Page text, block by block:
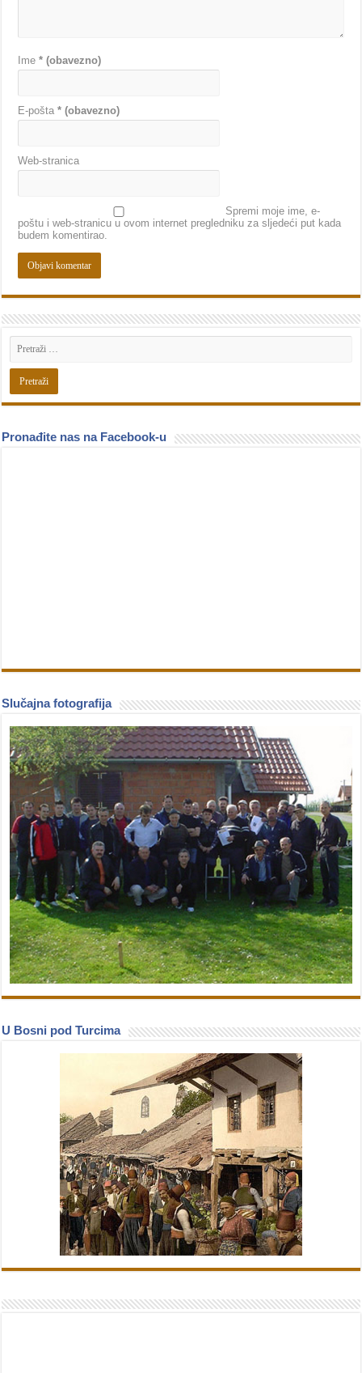
Ime* (obavezno)
E-pošta* (obavezno)
Web-stranica
Spremi moje ime, e-
poštu i web-stranicu u ovom internet pregledniku za sljedeći put kada
budem komentirao.
Pronađite nas na Facebook-u
Slučajna fotografija
U Bosni pod Turcima